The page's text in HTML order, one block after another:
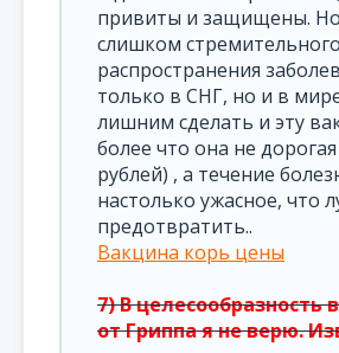
привиты и защищены.
слишком стремительного
распространения
только в СНГ, но и в
лишним сделать и эту
более что она не
рублей) , а течение
настолько ужасное, что
предотвратить..
Вакцина корь цены
7) В целесообразность
от Гриппа я не верю.